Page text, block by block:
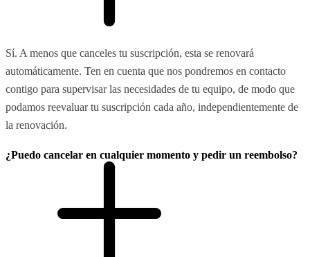
Sí. A menos que canceles tu suscripción, esta se renovará
automáticamente. Ten en cuenta que nos pondremos en contacto
contigo para supervisar las necesidades de tu equipo, de modo que
podamos reevaluar tu suscripción cada año, independientemente de
la renovación.
¿Puedo cancelar en cualquier momento y pedir un reembolso?